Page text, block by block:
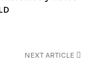
NEXT ARTICLE